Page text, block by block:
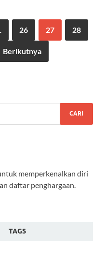
26 27 28
Berikutnya
memperkenalkan diri
daftar penghargaan.
TAGS